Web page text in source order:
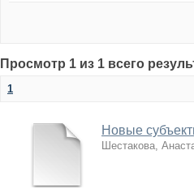
Просмотр 1 из 1 всего
1
Новые
Шестакова,